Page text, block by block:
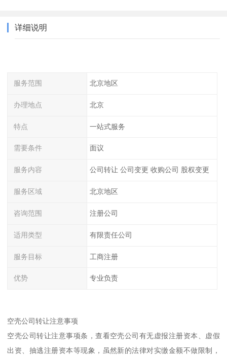
详细说明
服务范围 北京地区
办理地点 北京
特点 一站式服务
需要条件 面议
服务内容 公司转让 公司变更 收购公司 股权变更
服务区域 北京地区
咨询范围 注册公司
适用类型 有限责任公司
服务目标 工商注册
优势 专业负责
空壳公司转让注意事项
空壳公司转让注意事项条，查看空壳公司有无虚报注册资本、虚假
出资、抽逃注册资本等现象，虽然新的法律对实缴金额不做限制，